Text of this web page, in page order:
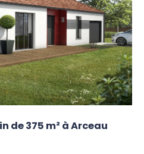
de 375 m² à Arceau